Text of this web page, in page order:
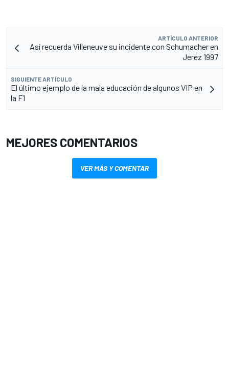
ARTÍCULO ANTERIOR
Así recuerda Villeneuve su incidente con Schumacher en
Jerez 1997
SIGUIENTE ARTÍCULO
El último ejemplo de la mala educación de algunos VIP en
la F1
MEJORES COMENTARIOS
VER MÁS Y COMENTAR